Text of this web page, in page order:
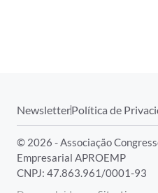
NewsletterPolítica de
© 2026 - Associação
Empresarial APROEMP
CNPJ: 47.863.961/0001-93